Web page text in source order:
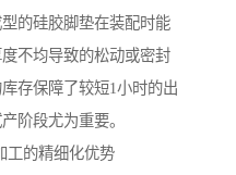
的硅胶脚垫在装配时能
不均导致的松动或密封
存保障了较短1小时的出
阶段尤为重要。
工的精细化优势